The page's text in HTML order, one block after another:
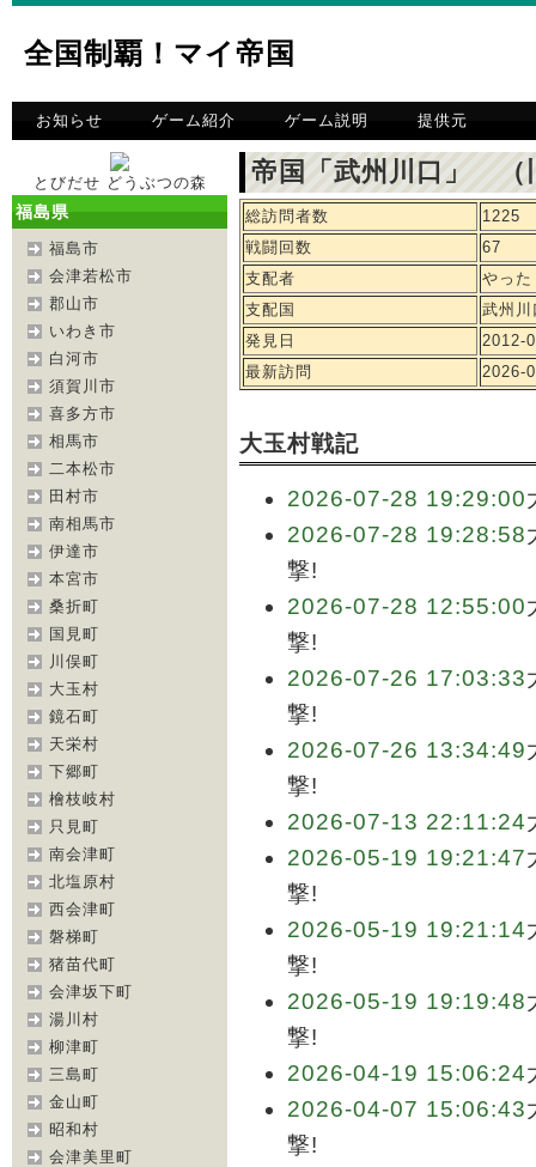
全国制覇！マイ帝国
お知らせ ゲーム紹介 ゲーム説明 提供元
とびだせ どうぶつの森
福島県
福島市
会津若松市
郡山市
いわき市
白河市
須賀川市
喜多方市
相馬市
二本松市
田村市
南相馬市
伊達市
本宮市
桑折町
国見町
川俣町
大玉村
鏡石町
天栄村
下郷町
檜枝岐村
只見町
南会津町
北塩原村
西会津町
磐梯町
猪苗代町
会津坂下町
湯川村
柳津町
三島町
金山町
昭和村
会津美里町
帝国「武州川口」 （
総訪問者数
1225
戦闘回数
67
支配者
やった
支配国
武州川
発見日
2012-
最新訪問
2026-
大玉村戦記
2026-07-28 19:29:00
2026-07-28 19:28:58
撃!
2026-07-28 12:55:00
撃!
2026-07-26 17:03:33
撃!
2026-07-26 13:34:49
撃!
2026-07-13 22:11:24
2026-05-19 19:21:47
撃!
2026-05-19 19:21:14
撃!
2026-05-19 19:19:48
撃!
2026-04-19 15:06:24
2026-04-07 15:06:43
撃!